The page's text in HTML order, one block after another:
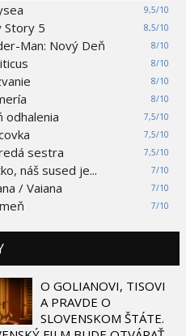
9,5/10
8,5/10
Story 5
8/10
Man: Nový Deň
8/10
8/10
8/10
7,5/10
odhalenia
7,5/10
7,5/10
sestra
7/10
náš sused je...
7/10
/ Vaiana
7/10
O GOLIANOVI, TISOVI
A PRAVDE O
SLOVENSKOM ŠTÁTE.